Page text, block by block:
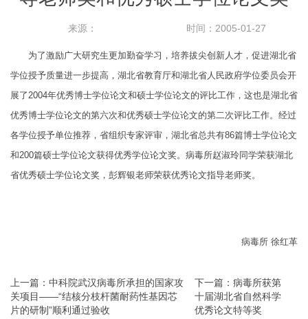
来源： 时间：2005-01-27
为了激励广大研究生更加勤奋学习，培养拔尖创新人才，促进湖北省
学位授予质量进一步提高，湖北省教育厅和湖北省人民政府学位委员会开
展了2004年优秀博士学位论文和硕士学位论文的评比工作，这也是湖北省
优秀博士学位论文的第六次和优秀硕士学位论文的第二次评比工作。经过
各学位授予单位推荐，省组织专家评审，湖北省总共有86篇博士学位论文
和200篇硕士学位论文获得优秀学位论文奖。病毒所赵淑玲同学荣获湖北
省优秀硕士学位论文奖，彭辉银老师荣获优秀论文指导老师奖。
病毒所 徐红革
上一篇：中科院武汉病毒所承担的国家攻
关项目——“结核分枝杆菌耐药性基因芯
片的研制”顺利通过验收
下一篇：病毒所获第
十届湖北省自然科学
优秀论文特等奖